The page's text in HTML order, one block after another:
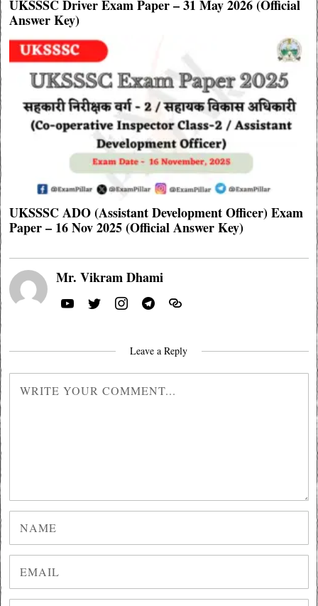
UKSSSC Driver Exam Paper – 31 May 2026 (Official
Answer Key)
UKSSSC ADO (Assistant Development Officer) Exam
Paper – 16 Nov 2025 (Official Answer Key)
Mr. Vikram Dhami
Leave a Reply